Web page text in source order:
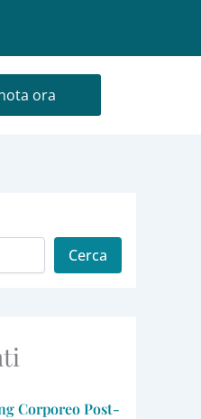
ora
Cerca
Corporeo Post-